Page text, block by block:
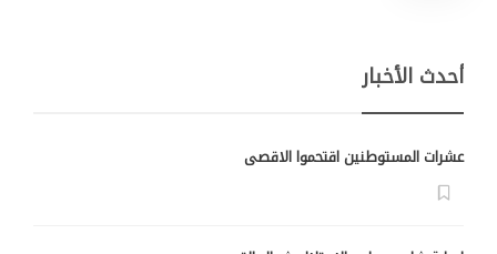
أحدث الأخبار
عشرات المستوطنين اقتحموا الاقصى